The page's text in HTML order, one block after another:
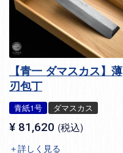
【青一 ダマスカス】薄
刃包丁
青紙1号 ダマスカス
¥ 81,620 税込
＋詳しく見る